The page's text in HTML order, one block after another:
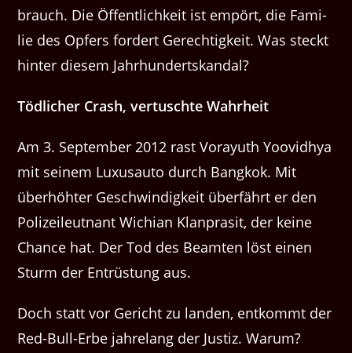
brauch. Die Öffentlichkeit ist empört, die Fam­i­
lie des Opfers fordert Gerechtigkeit. Was steckt
hin­ter diesem Jahrhundertskandal?
Tödlich­er Crash, ver­tuschte Wahrheit
Am 3. Sep­tem­ber 2012 rast Vorayuth Yoovid­hya
mit seinem Luxu­sauto durch Bangkok. Mit
über­höhter Geschwindigkeit über­fährt er den
Polizeileut­nant Wichi­an Klan­pr­a­sit, der keine
Chance hat. Der Tod des Beamten löst einen
Sturm der Entrüs­tung aus.
Doch statt vor Gericht zu lan­den, entkommt der
Red-Bull-Erbe jahre­lang der Jus­tiz. Warum?